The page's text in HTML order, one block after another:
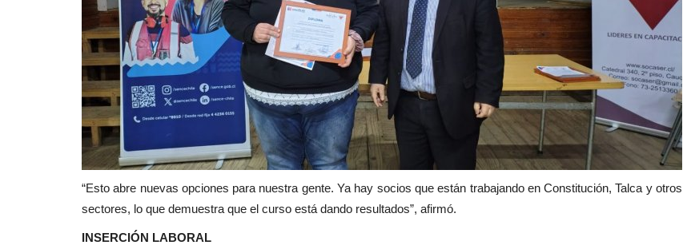
“Esto abre nuevas opciones para nuestra gente. Ya hay socios que están trabajando en Constitución, Talca y otros
sectores, lo que demuestra que el curso está dando resultados”, afirmó.
INSERCIÓN LABORAL